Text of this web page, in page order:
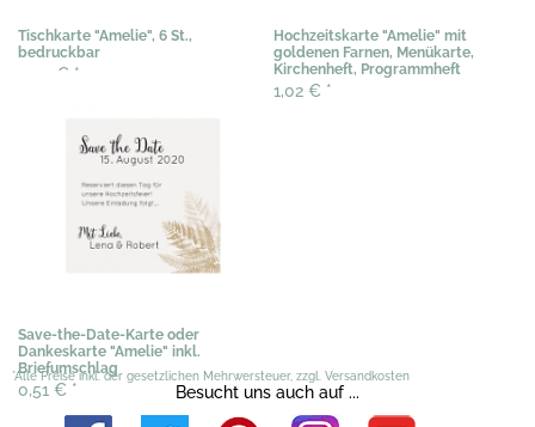
Tischkarte "Amelie", 6 St.,
bedruckbar
3,03 € *
Hochzeitskarte "Amelie" mit
goldenen Farnen, Menükarte,
Kirchenheft, Programmheft
1,02 € *
Save-the-Date-Karte oder
Dankeskarte "Amelie" inkl.
Briefumschlag
0,51 € *
*Alle Preise inkl. der gesetzlichen Mehrwersteuer, zzgl. Versandkosten
Besucht uns auch auf ...